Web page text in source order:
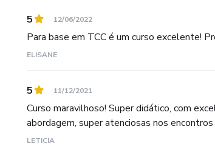
5 12/06/2022
Para base em TCC é um curso excelente!
ELISANE
5 11/12/2021
Curso maravilhoso! Super didático, com
abordagem, super atenciosas nos
LETICIA